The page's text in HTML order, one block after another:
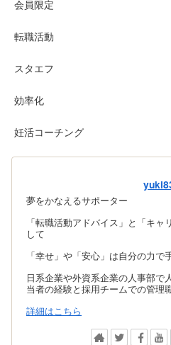
会員限定
転職活動
スタエフ
効率化
妊活コーチング
夢をかなえるサポーター
「転職活動アドバイス」と「キ
して
「幸せ」や「安心」は自分の力で
日系企業や外資系企業の人事部で
当者の経験と採用チームでの管理
詳細はこちら